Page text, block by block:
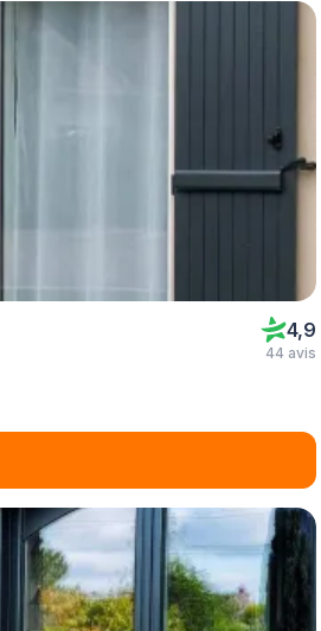
4,9
44 avis